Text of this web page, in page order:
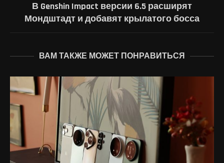
В Genshin Impact версии 6.5 расширят
Мондштадт и добавят крылатого босса
ВАМ ТАКЖЕ МОЖЕТ ПОНРАВИТЬСЯ